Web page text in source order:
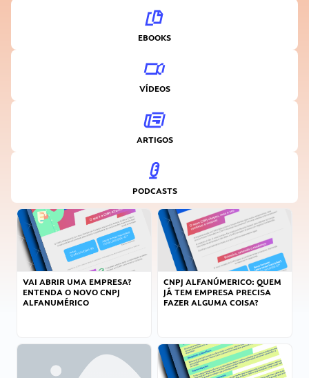
EBOOKS
VÍDEOS
ARTIGOS
PODCASTS
VAI ABRIR UMA EMPRESA?
ENTENDA O NOVO CNPJ
ALFANUMÉRICO
CNPJ ALFANÚMERICO: QUEM
JÁ TEM EMPRESA PRECISA
FAZER ALGUMA COISA?